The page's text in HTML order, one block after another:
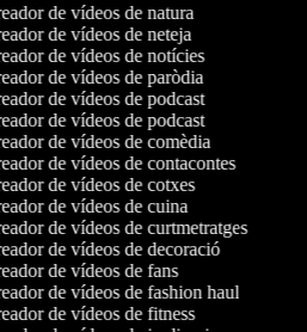
de vídeos de natura
de vídeos de neteja
de vídeos de notícies
de vídeos de paròdia
de vídeos de podcast
de vídeos de podcast
de vídeos de comèdia
de vídeos de contacontes
de vídeos de cotxes
de vídeos de cuina
de vídeos de curtmetratges
de vídeos de decoració
de vídeos de fans
de vídeos de fashion haul
de vídeos de fitness